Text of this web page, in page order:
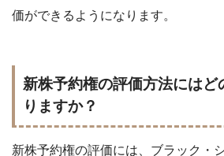
価ができるようになります。
新株予約権の評価方法にはど
りますか？
新株予約権の評価には、ブラック・